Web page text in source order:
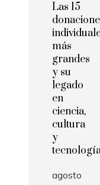
Las 15
más
grandes
y su
legado
en
ciencia,
cultura
y
agosto